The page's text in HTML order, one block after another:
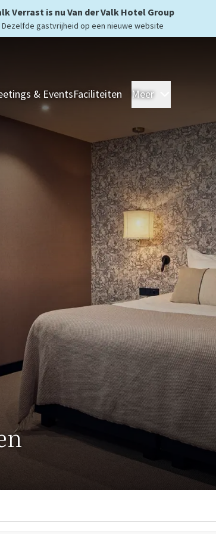
Verrast is nu Van der Valk Hotel Group
Dezelfde gastvrijheid op een nieuwe website
& EventsFaciliteiten Meer